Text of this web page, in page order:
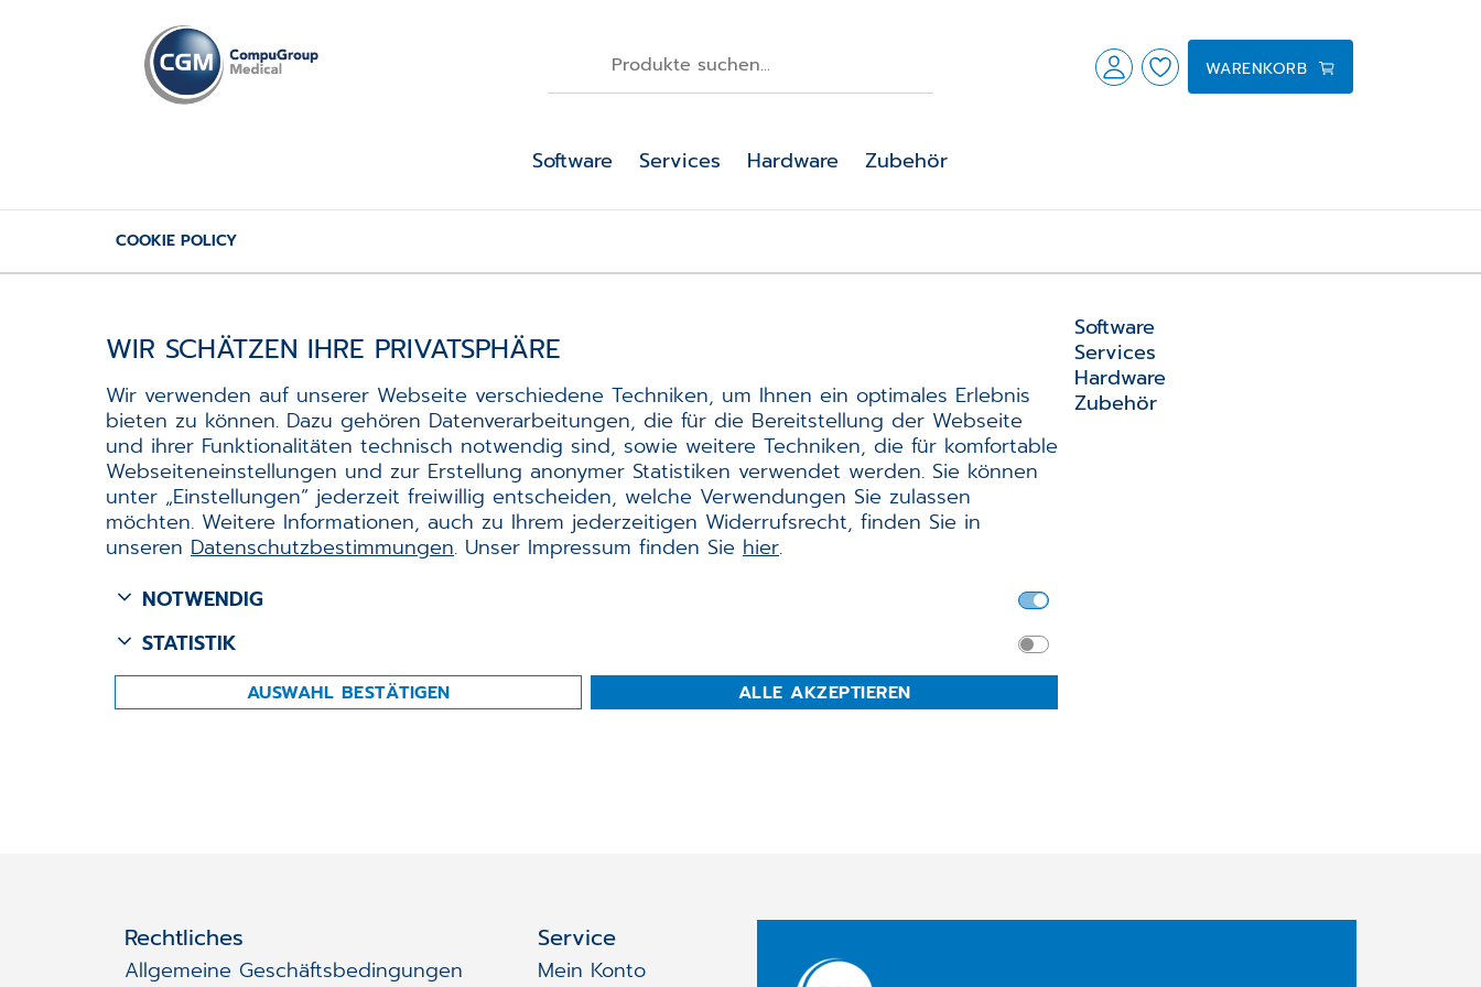
WARENKORB
Software Services Hardware Zubehör
COOKIE POLICY
WIR SCHÄTZEN IHRE PRIVATSPHÄRE
WIR SCHÄTZEN IHRE PRIVATSPHÄRE
Wir verwenden auf unserer Webseite verschiedene Techniken, um Ihnen ein optimales Erlebnis
bieten zu können. Dazu gehören Datenverarbeitungen, die für die Bereitstellung der Webseite
und ihrer Funktionalitäten technisch notwendig sind, sowie weitere Techniken, die für komfortable
Webseiteneinstellungen und zur Erstellung anonymer Statistiken verwendet werden. Sie können
unter „Einstellungen“ jederzeit freiwillig entscheiden, welche Verwendungen Sie zulassen
möchten. Weitere Informationen, auch zu Ihrem jederzeitigen Widerrufsrecht, finden Sie in
unseren Datenschutzbestimmungen. Unser Impressum finden Sie hier.
NOTWENDIG
STATISTIK
AUSWAHL BESTÄTIGEN ALLE AKZEPTIEREN
Software
Services
Hardware
Zubehör
Rechtliches
Allgemeine Geschäftsbedingungen
Service
Mein Konto